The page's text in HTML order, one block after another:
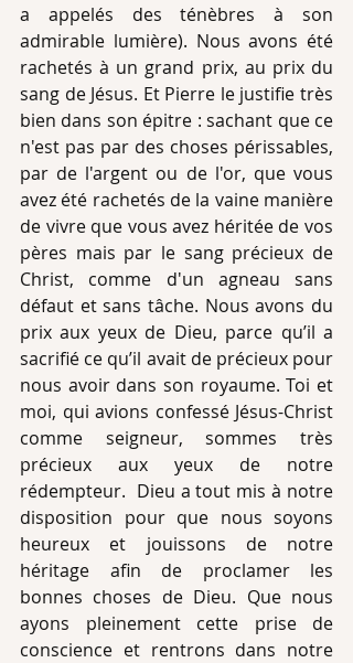
a appelés des ténèbres à son
admirable lumière). Nous avons été
rachetés à un grand prix, au prix du
sang de Jésus. Et Pierre le justifie très
bien dans son épitre : sachant que ce
n'est pas par des choses périssables,
par de l'argent ou de l'or, que vous
avez été rachetés de la vaine manière
de vivre que vous avez héritée de vos
pères mais par le sang précieux de
Christ, comme d'un agneau sans
défaut et sans tâche. Nous avons du
prix aux yeux de Dieu, parce qu’il a
sacrifié ce qu’il avait de précieux pour
nous avoir dans son royaume. Toi et
moi, qui avions confessé Jésus-Christ
comme seigneur, sommes très
précieux aux yeux de notre
rédempteur.  Dieu a tout mis à notre
disposition pour que nous soyons
heureux et jouissons de notre
héritage afin de proclamer les
bonnes choses de Dieu. Que nous
ayons pleinement cette prise de
conscience et rentrons dans notre